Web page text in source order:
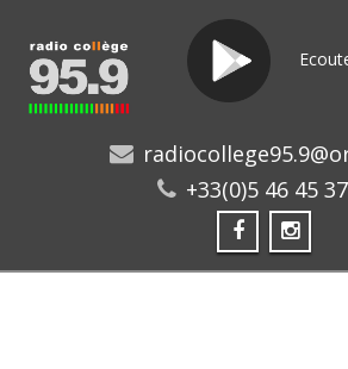
+33(0)5 46 45